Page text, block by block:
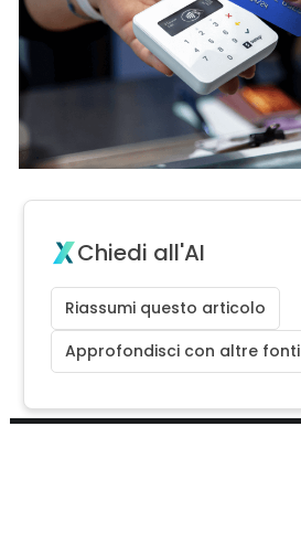
Chiedi all'AI
Riassumi questo articolo
Approfondisci con altre fonti